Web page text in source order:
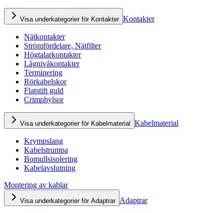
Visa underkategorier för Kontakter Kontakter
Nätkontakter
Strömfördelare, Nätfilter
Högtalarkontakter
Lågnivåkontakter
Terminering
Rörkabelskor
Flatstift guld
Crimphylsor
Visa underkategorier för Kabelmaterial Kabelmaterial
Krympslang
Kabelstrumpa
Bomullsisolering
Kabelavslutning
Montering av kablar
Visa underkategorier för Adaptrar Adaptrar